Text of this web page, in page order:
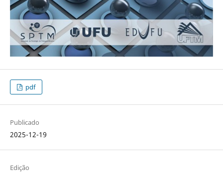
pdf
Publicado
2025-12-19
Edição